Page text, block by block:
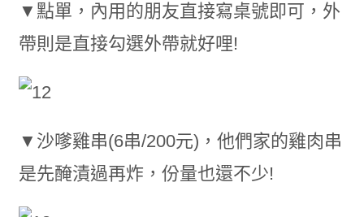
▼點單，內用的朋友直接寫桌號即可，外
帶則是直接勾選外帶就好哩!
▼沙嗲雞串(6串/200元)，他們家的雞肉串
是先醃漬過再炸，份量也還不少!